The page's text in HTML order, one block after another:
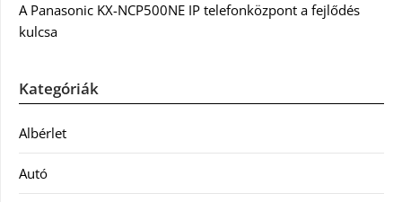
A Panasonic KX-NCP500NE IP telefonközpont a fejlődés
kulcsa
Kategóriák
Albérlet
Autó